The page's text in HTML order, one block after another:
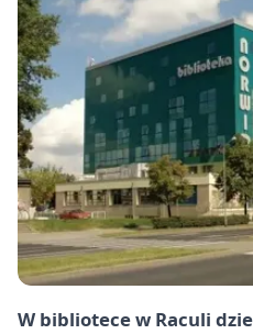
W bibliotece w Raculi